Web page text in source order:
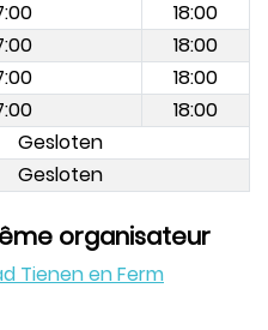
18:00
18:00
18:00
18:00
Gesloten
Gesloten
organisateur
Tienen en Ferm